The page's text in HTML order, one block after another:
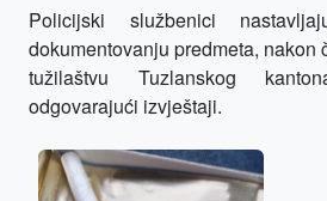
Policijski službenici
dokumentovanju predmeta, nakon
tužilaštvu Tuzlanskog
odgovarajući izvještaji.